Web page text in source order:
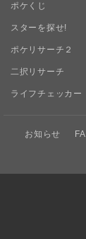
ポケくじ
スターを探せ!
ポケリサーチ２
二択リサーチ
ライフチェッカー
お知らせ